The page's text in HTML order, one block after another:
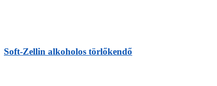
Soft-Zellin alkoholos törlőkendő